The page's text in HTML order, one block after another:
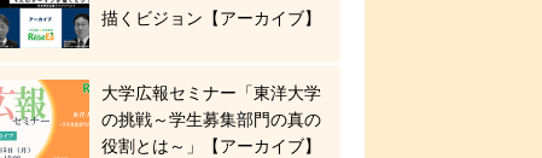
描くビジョン【アーカイブ】
大学広報セミナー「東洋大学
の挑戦～学生募集部門の真の
役割とは～」【アーカイブ】